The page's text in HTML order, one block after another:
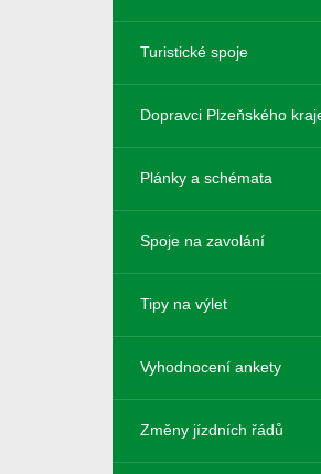
Turistické spoje
Dopravci Plzeňského
Plánky a schémata
Spoje na zavolání
Tipy na výlet
Vyhodnocení ankety
Změny jízdních řádů